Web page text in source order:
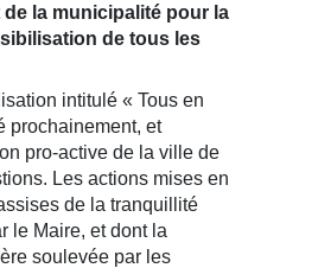
de la municipalité pour la
de tous les
intitulé « Tous en
prochainement, et
pro-active de la ville de
Les actions mises en
de la tranquillité
le Maire, et dont la
soulevée par les